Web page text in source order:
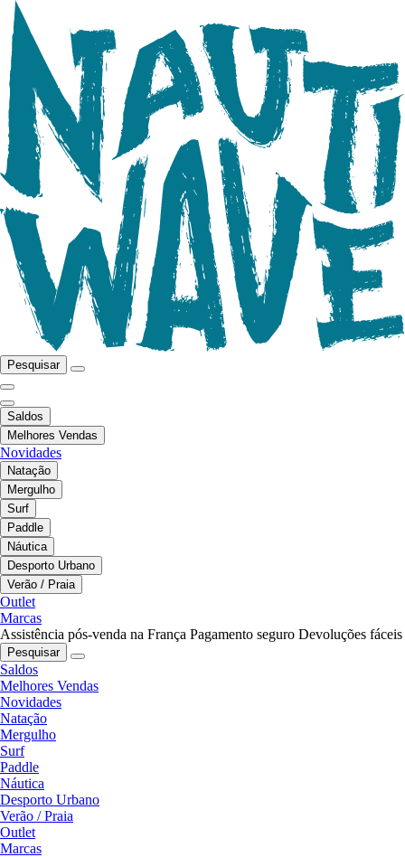
Pesquisar
Saldos
Melhores Vendas
Novidades
Natação
Mergulho
Surf
Paddle
Náutica
Desporto Urbano
Verão / Praia
Outlet
Marcas
Assistência pós-venda na França Pagamento seguro Devoluções fáceis
Pesquisar
Saldos
Melhores Vendas
Novidades
Natação
Mergulho
Surf
Paddle
Náutica
Desporto Urbano
Verão / Praia
Outlet
Marcas